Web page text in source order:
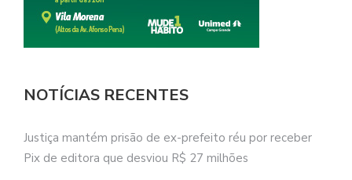
NOTÍCIAS RECENTES
Justiça mantém prisão de ex-prefeito réu por receber
Pix de editora que desviou R$ 27 milhões